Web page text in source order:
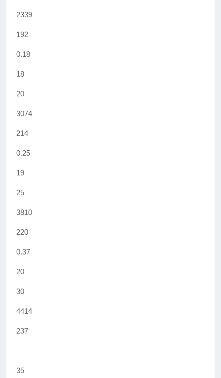
2339
192
0.18
18
20
3074
214
0.25
19
25
3810
220
0.37
20
30
4414
237
35